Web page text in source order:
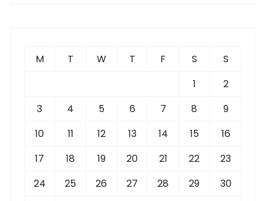
M T W T F S
S
1
2
3
4 5 6 7 8
9
10
11 12 13 14 15
16
17
18 19 20 21 22
23
24
25 26 27 28 29
30